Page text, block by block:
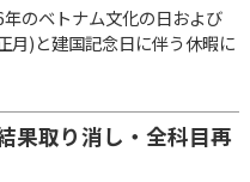
のベトナム文化の日および
月)と建国記念日に伴う休暇に
果取り消し・全科目再